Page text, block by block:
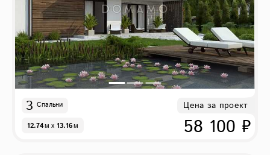
3 Спальни
12.74м x 13.16м
Цена за проект
58 100 ₽